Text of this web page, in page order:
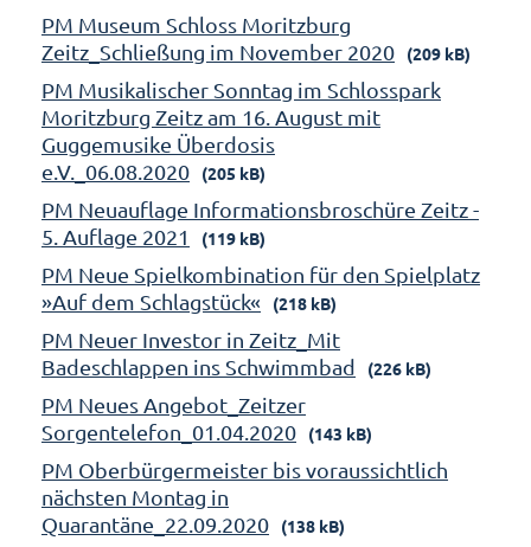
PM Museum Schloss Moritzburg
Zeitz_Schließung im November 2020
(209 kB)
PM Musikalischer Sonntag im Schlosspark
Moritzburg Zeitz am 16. August mit
Guggemusike Überdosis
e.V._06.08.2020
(205 kB)
PM Neuauflage Informationsbroschüre Zeitz -
5. Auflage 2021
(119 kB)
PM Neue Spielkombination für den Spielplatz
»Auf dem Schlagstück«
(218 kB)
PM Neuer Investor in Zeitz_Mit
Badeschlappen ins Schwimmbad
(226 kB)
PM Neues Angebot_Zeitzer
Sorgentelefon_01.04.2020
(143 kB)
PM Oberbürgermeister bis voraussichtlich
nächsten Montag in
Quarantäne_22.09.2020
(138 kB)